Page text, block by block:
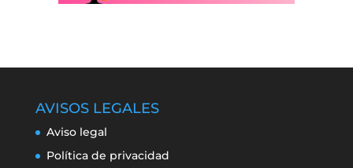
AVISOS LEGALES
Aviso legal
Política de privacidad